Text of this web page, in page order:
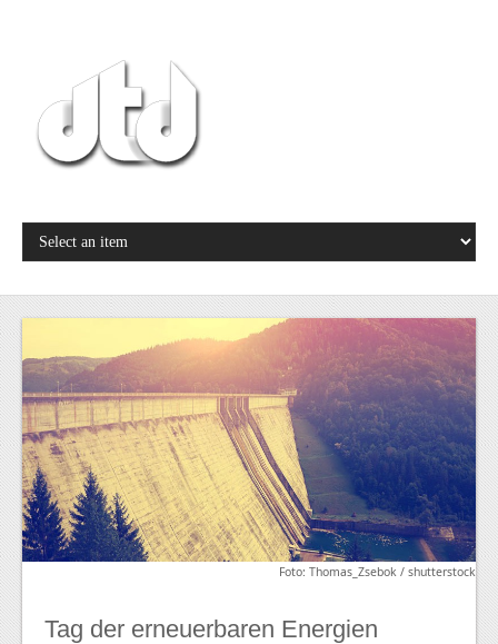
Foto: Thomas_Zsebok / shutterstock
Tag der erneuerbaren Energien